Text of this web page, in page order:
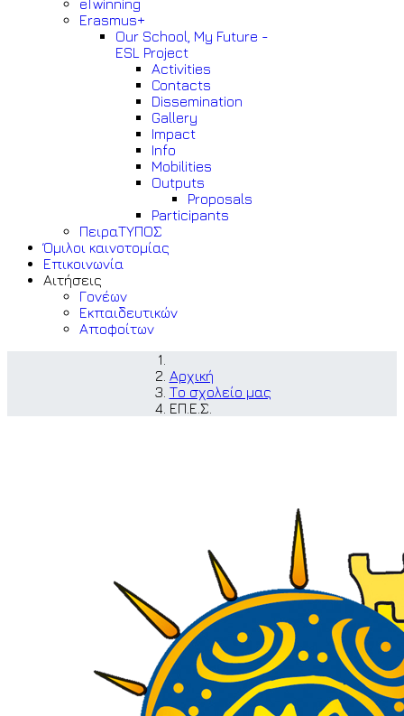
eTwinning
Erasmus+
Our School, My Future -
ESL Project
Activities
Contacts
Dissemination
Gallery
Impact
Info
Mobilities
Outputs
Proposals
Participants
ΠειραΤΥΠΟΣ
Όμιλοι καινοτομίας
Επικοινωνία
Αιτήσεις
Γονέων
Εκπαιδευτικών
Αποφοίτων
Αρχική
Το σχολείο μας
ΕΠ.Ε.Σ.